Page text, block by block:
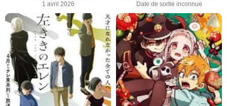
1 avril 2026 Date de sortie inconnue